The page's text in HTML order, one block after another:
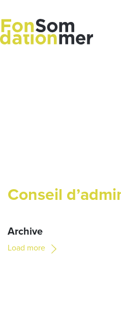
to
content
Conseil
Archive
Load more